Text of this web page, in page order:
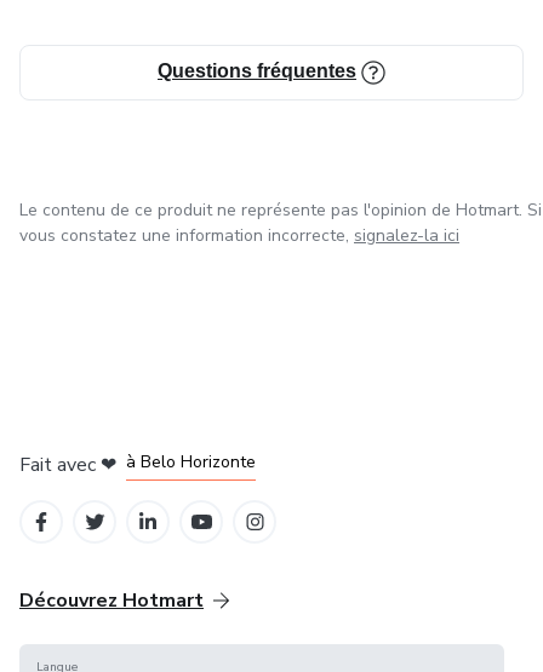
Questions fréquentes
Le contenu de ce produit ne représente pas l'opinion de Hotmart. Si
vous constatez une information incorrecte, signalez-la ici
Fait avec ❤ à Belo Horizonte
Découvrez Hotmart
Langue